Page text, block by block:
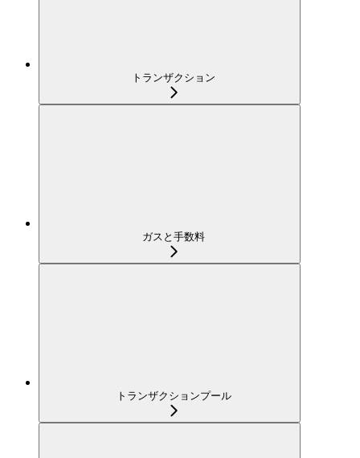
トランザクション
ガスと手数料
トランザクションプール